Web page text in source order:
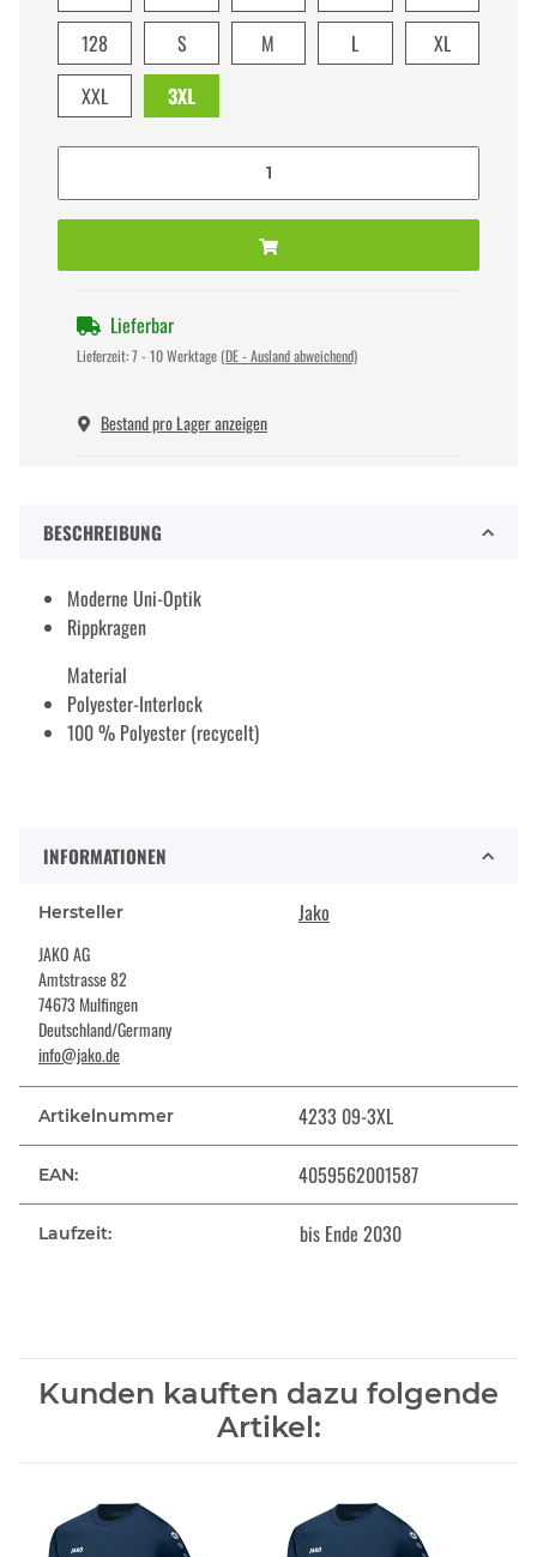
128
S M L
XL
XXL
3XL
Lieferbar
Lieferzeit:7 - 10 Werktage (DE - Ausland abweichend)
Bestand pro Lager anzeigen
BESCHREIBUNG
Moderne Uni-Optik
Rippkragen
Material
Polyester-Interlock
100 % Polyester (recycelt)
INFORMATIONEN
Hersteller Jako
JAKO AG
Amtstrasse 82
74673 Mulfingen
Deutschland/Germany
info@jako.de
Artikelnummer 4233 09-3XL
EAN: 4059562001587
Laufzeit: bis Ende 2030
Kunden kauften dazu folgende
Artikel: